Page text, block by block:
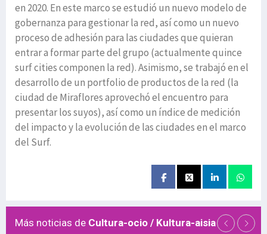
en 2020. En este marco se estudió un nuevo modelo de
gobernanza para gestionar la red, así como un nuevo
proceso de adhesión para las ciudades que quieran
entrar a formar parte del grupo (actualmente quince
surf cities componen la red). Asimismo, se trabajó en el
desarrollo de un portfolio de productos de la red (la
ciudad de Miraflores aprovechó el encuentro para
presentar los suyos), así como un índice de medición
del impacto y la evolución de las ciudades en el marco
del Surf.
Más noticias de Cultura-ocio / Kultura-aisia